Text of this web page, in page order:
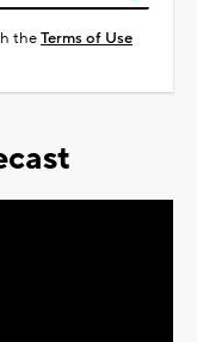
theTerms of Use